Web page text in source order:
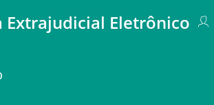
Extrajudicial Eletrônico